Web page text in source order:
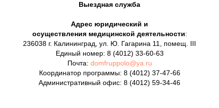
Выездная служба
Адрес юридический и
осуществления медицинской деятельности:
236038 г. Калининград, ул. Ю. Гагарина 11, помещ. III
Единый номер: 8 (4012) 33-60-63
Почта: domfruppolo@ya.ru
Координатор программы: 8 (4012) 37-47-66
Административный офис: 8 (4012) 59-34-46